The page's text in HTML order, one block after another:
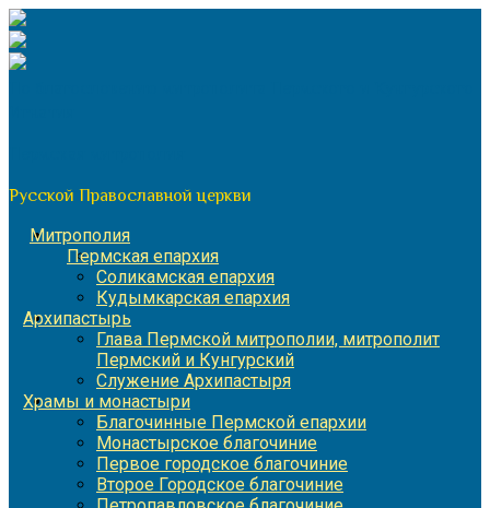
Перейти
к
содержимому
Русской Православной церкви
Митрополия
Пермская епархия
Соликамская епархия
Кудымкарская епархия
Архипастырь
Глава Пермской митрополии, митрополит
Пермский и Кунгурский
Служение Архипастыря
Храмы и монастыри
Благочинные Пермской епархии
Монастырское благочиние
Первое городское благочиние
Второе Городское благочиние